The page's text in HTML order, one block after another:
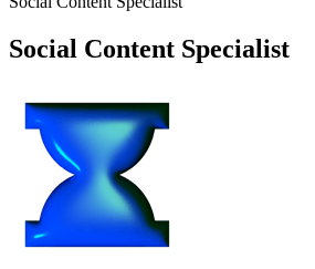
Social Content Specialist